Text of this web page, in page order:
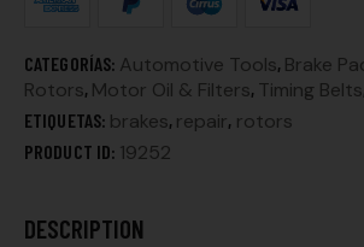
CATEGORÍAS: Automotive Tools, Brake
Rotors, Motor Oil & Filters, Timing Belts
ETIQUETAS: brakes, repair, rotors
PRODUCT ID: 19252
DESCRIPTION